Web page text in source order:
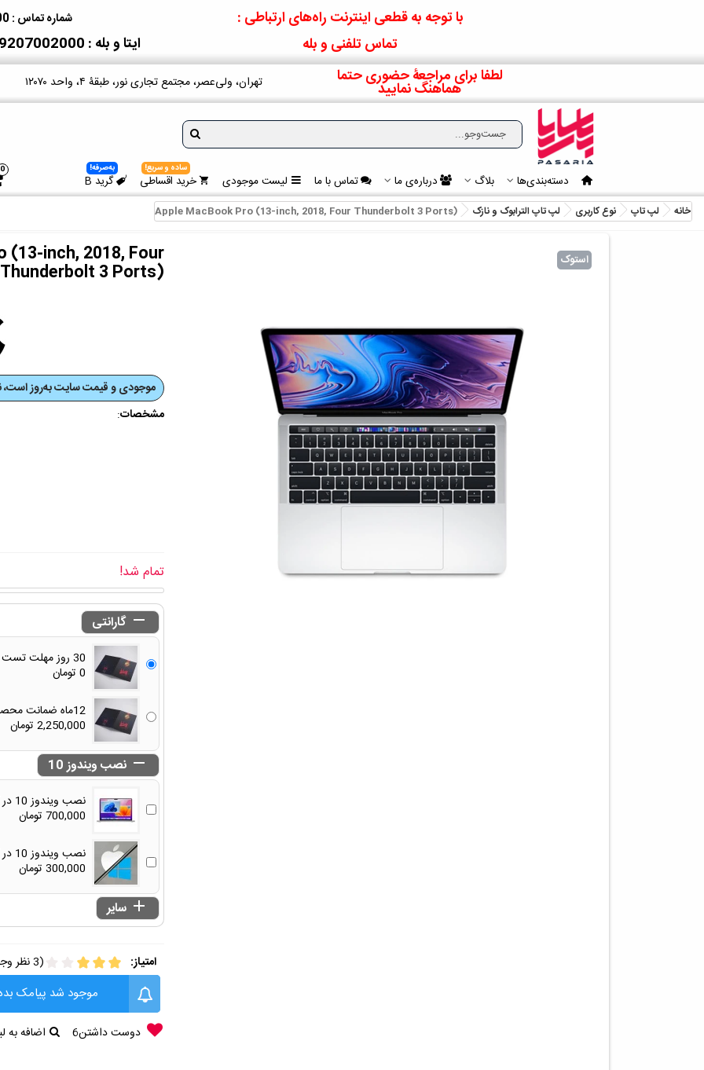
با توجه به قطعی اینترنت راه‌های ارتباطی :
تماس تلفنی و بله
شماره تماس : 09207002000
ایتا و بله : 09207002000
لطفا برای مراجعۀ حضوری حتما
هماهنگ نمایید تهران، ولی‌عصر، مجتمع تجاری نور، طبقۀ ۴، واحد ۱۲۰۷۰
دسته‌بندی‌ها بلاگ درباره‌ی ما تماس با ما لیست موجودی خرید اقساطی
ساده و سریع!
گرید B
به‌صرفه! 0
خانه
لپ تاپ نوع کاربری لپ تاپ الترابوک و نازک Apple MacBook Pro (13-inch, 2018, Four Thunderbolt 3 Ports)
استوک (13-inch, 2018, Four
Thunderbolt 3 Ports)
موجودی و قیمت‌ سایت به‌روز است،
مشخصات:
تمام شد!
 گارانتی
30 روز مهلت تست و امتیاز بازگرداندن کالا - رایگان
0 تومان
12ماه ضمانت محصول به همراه 30 روز مهلت تست رایگان
2,250,000 تومان
 نصب ویندوز 10
نصب ویندوز 10 در کنار macOS - از طریق ماشین مجازی
700,000 تومان
نصب ویندوز 10 در کنار macOS - به صورت مجزا
300,000 تومان
 سایر
امتیاز: (3 نظر وجود دارد)
موجود شد پیامک
دوست داشتن6 اضافه